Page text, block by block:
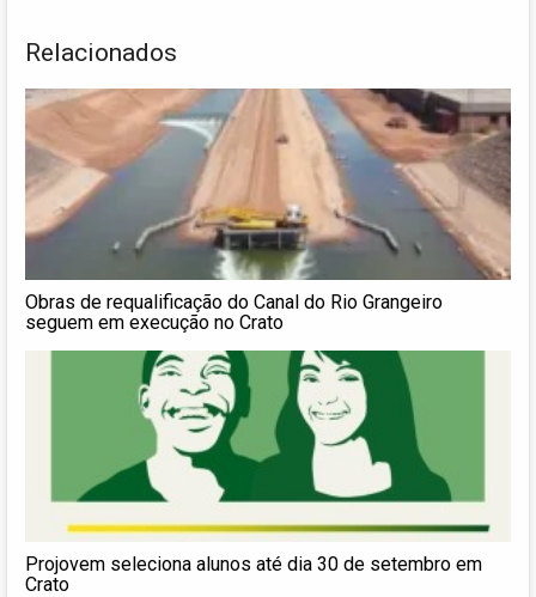
Relacionados
Obras de requalificação do Canal do Rio Grangeiro
seguem em execução no Crato
Projovem seleciona alunos até dia 30 de setembro em
Crato